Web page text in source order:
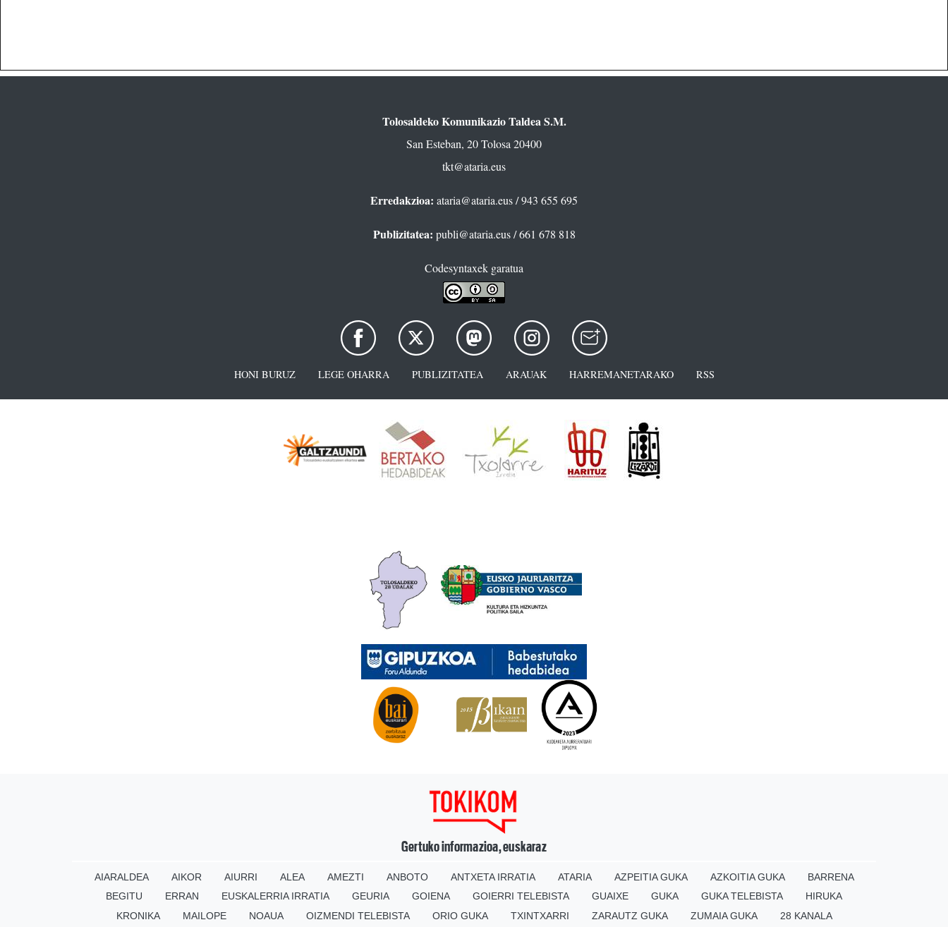
Tolosaldeko Komunikazio Taldea S.M.
San Esteban, 20 Tolosa 20400
tkt@ataria.eus
Erredakzioa: ataria@ataria.eus/ 943 655 695
Publizitatea: publi@ataria.eus/ 661 678 818
Codesyntaxek garatua
HONI BURUZ LEGE OHARRA PUBLIZITATEA ARAUAK HARREMANETARAKO RSS
Gertuko informazioa, euskaraz
AIARALDEA AIKOR AIURRI ALEA AMEZTI ANBOTO ANTXETA IRRATIA ATARIA AZPEITIA GUKA AZKOITIA GUKA
BARRENA
BEGITU
ERRAN EUSKALERRIA IRRATIA GEURIA GOIENA GOIERRI TELEBISTA GUAIXE GUKA GUKA TELEBISTA
HIRUKA
KRONIKA
MAILOPE NOAUA OIZMENDI TELEBISTA ORIO GUKA TXINTXARRI ZARAUTZ GUKA ZUMAIA GUKA 28 KANALA